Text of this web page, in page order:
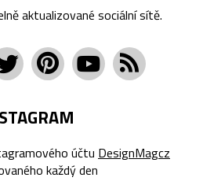
aktualizované sociální sítě.
účtu DesignMagcz
každý den